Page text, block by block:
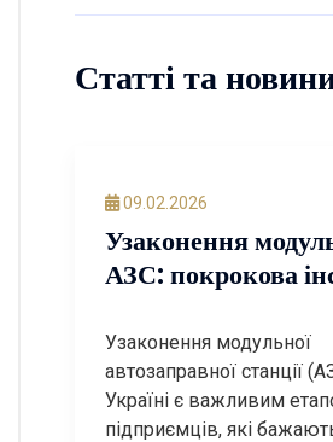
Статті та
09.02.2026
Узаконення
АЗС: покрокова
Узаконення модульної
автозаправної станції
Україні є важливим
підприємців, які